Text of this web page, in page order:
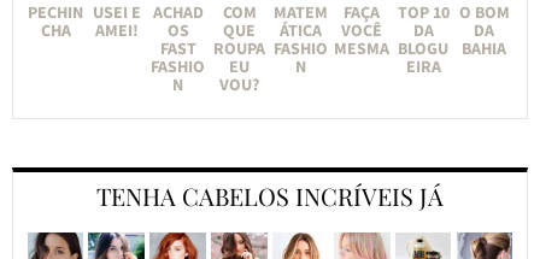
PECHIN
CHA
USEI E
AMEI!
ACHAD
OS
FAST
FASHIO
N
COM
QUE
ROUPA
EU
VOU?
MATEM
ÁTICA
FASHIO
N
FAÇA
VOCÊ
MESMA
TOP 10
DA
BLOGU
EIRA
O BOM
DA
BAHIA
TENHA CABELOS INCRÍVEIS JÁ